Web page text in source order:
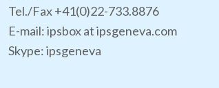
Tel./Fax +41(0)22-733.8876
E-mail: ipsbox at ipsgeneva.com
Skype: ipsgeneva